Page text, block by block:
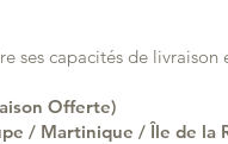
ses capacités de
Offerte)
/ Martinique / Île de la